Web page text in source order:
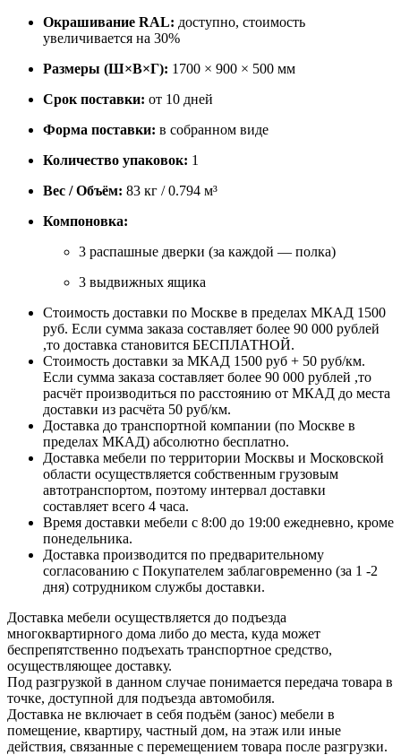
Окрашивание RAL: доступно, стоимость
увеличивается на 30%
Размеры (Ш×В×Г): 1700 × 900 × 500 мм
Срок поставки: от 10 дней
Форма поставки: в собранном виде
Количество упаковок: 1
Вес / Объём: 83 кг / 0.794 м³
Компоновка:
3 распашные дверки (за каждой — полка)
3 выдвижных ящика
Стоимость доставки по Москве в пределах МКАД 1500
руб. Если сумма заказа составляет более 90 000 рублей
,то доставка становится БЕСПЛАТНОЙ.
Стоимость доставки за МКАД 1500 руб + 50 руб/км.
Если сумма заказа составляет более 90 000 рублей ,то
расчёт производиться по расстоянию от МКАД до места
доставки из расчёта 50 руб/км.
Доставка до транспортной компании (по Москве в
пределах МКАД) абсолютно бесплатно.
Доставка мебели по территории Москвы и Московской
области осуществляется собственным грузовым
автотранспортом, поэтому интервал доставки
составляет всего 4 часа.
Время доставки мебели с 8:00 до 19:00 ежедневно, кроме
понедельника.
Доставка производится по предварительному
согласованию с Покупателем заблаговременно (за 1 -2
дня) сотрудником службы доставки.
Доставка мебели осуществляется до подъезда
многоквартирного дома либо до места, куда может
беспрепятственно подъехать транспортное средство,
осуществляющее доставку.
Под разгрузкой в данном случае понимается передача товара в
точке, доступной для подъезда автомобиля.
Доставка не включает в себя подъём (занос) мебели в
помещение, квартиру, частный дом, на этаж или иные
действия, связанные с перемещением товара после разгрузки.